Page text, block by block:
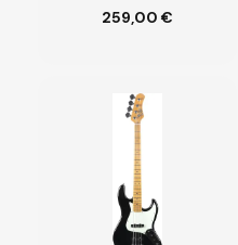
259,00 €
Ajouter au
panier